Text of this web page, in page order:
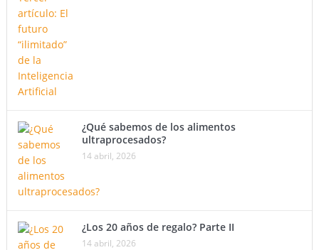
¿Qué sabemos de los alimentos
ultraprocesados?
14 abril, 2026
¿Los 20 años de regalo? Parte II
14 abril, 2026